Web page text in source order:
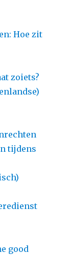
Hoe zit
zoiets?
tijdens
good